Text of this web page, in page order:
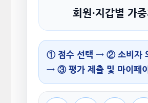
회원·지갑별 가중
① 점수 선택 → ② 소비자
→ ③ 평가 제출 및 마이페